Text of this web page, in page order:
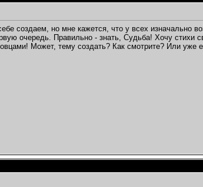
создаем, но мне кажется, что у всех изначально
очередь. Правильно - знать, Судьба! Хочу стихи
Может, тему создать? Как смотрите? Или уже